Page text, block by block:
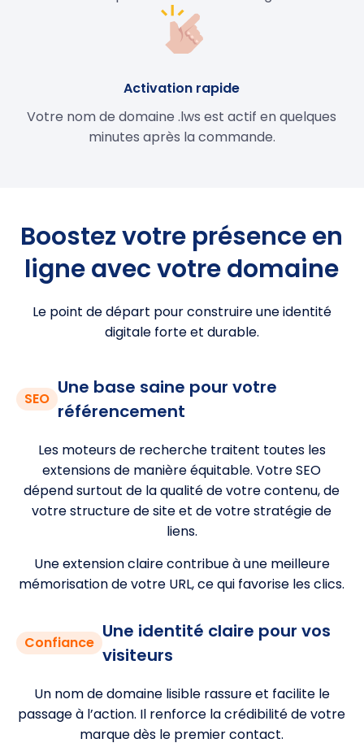
Activation rapide
Votre nom de domaine .lws est actif en quelques
minutes après la commande.
Boostez votre présence en
ligne avec votre domaine
Le point de départ pour construire une identité
digitale forte et durable.
SEO
Une base saine pour votre
référencement
Les moteurs de recherche traitent toutes les
extensions de manière équitable. Votre SEO
dépend surtout de la qualité de votre contenu, de
votre structure de site et de votre stratégie de
liens.
Une extension claire contribue à une meilleure
mémorisation de votre URL, ce qui favorise les clics.
Confiance
Une identité claire pour vos
visiteurs
Un nom de domaine lisible rassure et facilite le
passage à l’action. Il renforce la crédibilité de votre
marque dès le premier contact.